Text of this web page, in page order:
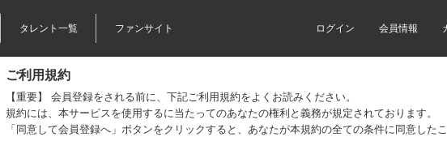
タレント一覧 ファンサイト ログイン 会員情報
ご利用規約
【重要】 会員登録をされる前に、下記ご利用規約をよくお読みください。
規約には、本サービスを使用するに当たってのあなたの権利と義務が規定されております。
「同意して会員登録へ」ボタンをクリックすると、あなたが本規約の全ての条件に同意したこ